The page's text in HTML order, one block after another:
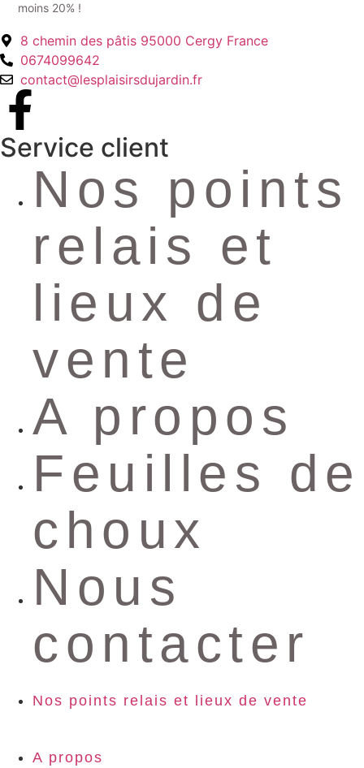
moins 20% !
8 chemin des pâtis 95000 Cergy France
0674099642
contact@lesplaisirsdujardin.fr
Service client
Nos points
relais et
lieux de
vente
A propos
Feuilles de
choux
Nous
contacter
Nos points relais et lieux de vente
A propos